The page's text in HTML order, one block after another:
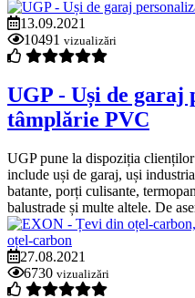
13.09.2021
10491 vizualizări
UGP - Uși de garaj
tâmplărie PVC
UGP pune la dispoziția
include uși de garaj, uși
batante, porți culisante,
balustrade și multe altele. De
27.08.2021
6730 vizualizări